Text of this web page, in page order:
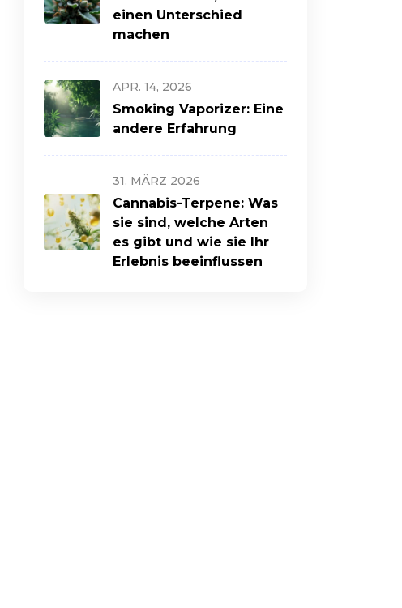
einen Unterschied
machen
APR. 14, 2026
Smoking Vaporizer: Eine
andere Erfahrung
31. MÄRZ 2026
Cannabis-Terpene: Was
sie sind, welche Arten
es gibt und wie sie Ihr
Erlebnis beeinflussen